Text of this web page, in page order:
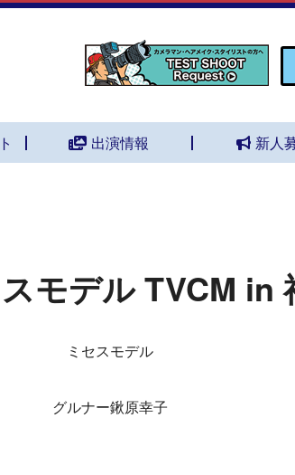
出演情報 新人
スモデル TVCM in
ミセスモデル
グルナー鍬原幸子